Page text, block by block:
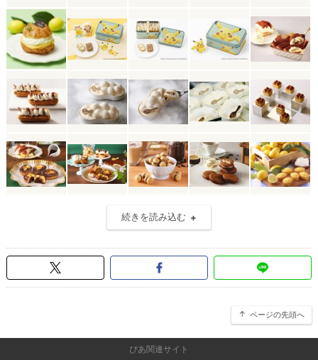
続きを読み込む
ページの先頭へ
ぴあ関連サイト